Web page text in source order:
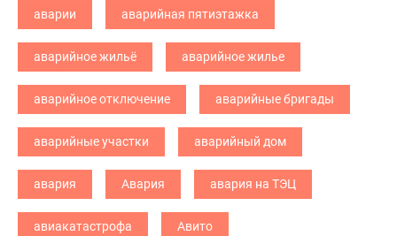
аварии аварийная пятиэтажка
аварийное жильё аварийное жилье
аварийное отключение аварийные бригады
аварийные участки аварийный дом
авария Авария авария на ТЭЦ
авиакатастрофа Авито